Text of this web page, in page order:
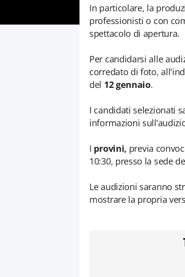
In particolare, la
professionisti o con
spettacolo di apertura.
Per candidarsi alle
corredato di foto,
del 12 gennaio.
I candidati selezionati
informazioni
I provini, previa
10:30, presso la sede
Le audizioni saranno
mostrare la propria